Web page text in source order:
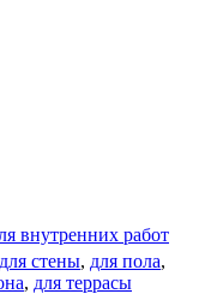
внутренних работ
для стены, для пола,
, для террасы